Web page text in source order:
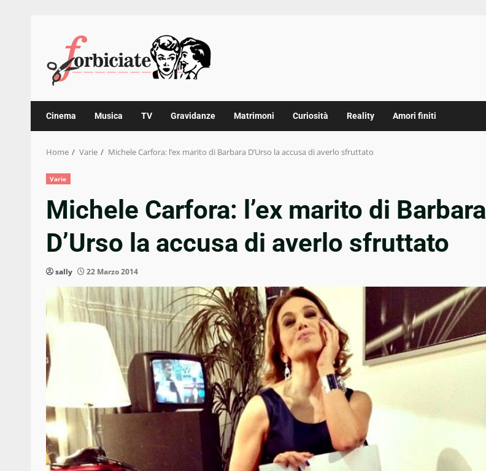
content
Cinema Musica TV Gravidanze Matrimoni Curiosità Reality Amori finiti
Home Varie Michele Carfora: l’ex marito di Barbara D’Urso la accusa di averlo sfruttato
Varie
Michele Carfora: l’ex marito di Barbara
D’Urso la accusa di averlo sfruttato
sally 22 Marzo 2014